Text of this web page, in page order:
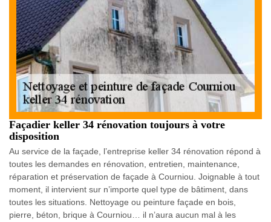
Façadier keller 34 rénovation toujours à votre
disposition
Au service de la façade, l’entreprise keller 34 rénovation répond à
toutes les demandes en rénovation, entretien, maintenance,
réparation et préservation de façade à Courniou. Joignable à tout
moment, il intervient sur n’importe quel type de bâtiment, dans
toutes les situations. Nettoyage ou peinture façade en bois,
pierre, béton, brique à Courniou… il n’aura aucun mal à les